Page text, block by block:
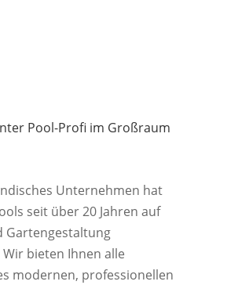
Pool-Profi im Großraum
Unternehmen hat
seit über 20 Jahren auf
Gartengestaltung
bieten Ihnen alle
modernen, professionellen